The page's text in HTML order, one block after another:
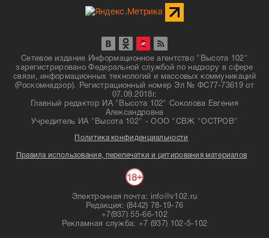
Сетевое издание Информационное агентство "Высота 102"
зарегистрировано Федеральной службой по надзору в сфере
связи, информационных технологий и массовых коммуникаций
(Роскомнадзор). Регистрационный номер Эл № ФС77-73619 от
07.09.2018г.
Главный редактор ИА "Высота 102" Соколова Евгения
Александровна
Учредитель ИА "Высота 102" - ООО "СВЖ "ОСТРОВ"
Политика конфиденциальности
Правила использования, перепечатки и цитирования материалов
Электронная почта: info@v102.ru
Редакция: (8442) 78-19-76
+7(937) 55-66-102
Рекламная служба: +7 (937) 102-5-102